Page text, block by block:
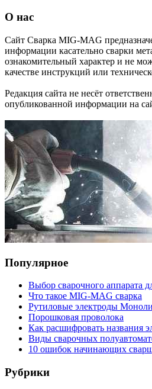
О нас
Сайт Сварка MIG-MAG
информации касательно сварки
ознакомительный характер и не
качестве инструкций или
Редакция сайта не несёт
опубликованной информации на
Популярное
Выбор сварочного аппарата
Что такое MIG-MAG сварка
Рутиловые электроды
Порошковая проволока
Как расшифровать названия
Виды сварочных
10 ошибок начинающих
Рубрики